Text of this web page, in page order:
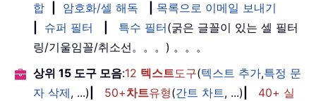
합
암호화/셀 해독
목록으로 이메일 보내기
슈퍼 필터 특수 필터(굵은 글꼴이 있는 셀 필터
링/기울임꼴/취소선。。。) 。。。
상위 15 도구 모음:12 텍스트도구(텍스트 추가,특정 문
자 삭제, ...) 50+차트유형(간트 차트, ...)
40+ 실